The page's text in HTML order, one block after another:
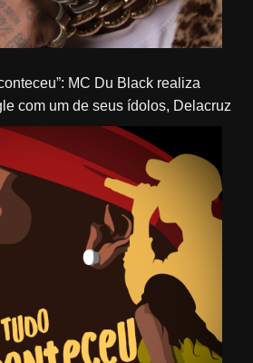
com um de seus ídolos, Delacruz